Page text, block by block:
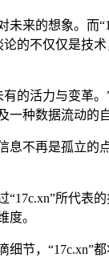
来的想象。
的不仅仅是
的活力与变
种数据流动的自
不再是孤立的
所代
度。
节，“17c.xn”